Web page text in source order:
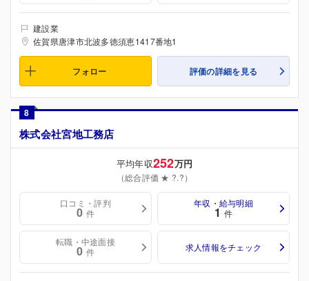
建設業
佐賀県唐津市北波多徳須恵1417番地1
フォロー 評価の詳細を見る
8
株式会社宮地工務店
平均年収252万円
（総合評価 ★ ?.?）
口コミ・評判
0 件
年収・給与明細
1 件
転職・中途面接
0 件 求人情報をチェック